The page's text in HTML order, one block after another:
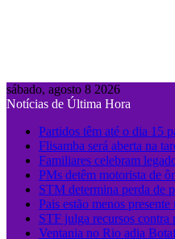
sábado, agosto 8 2026
Notícias de Última Hora
Partidos têm até o dia 15
Flisamba será aberta na
Familiares celebram
PMs detêm motorista de
STM determina perda de
Pais estão menos
STF julga recursos contra
Ventania no Rio adia